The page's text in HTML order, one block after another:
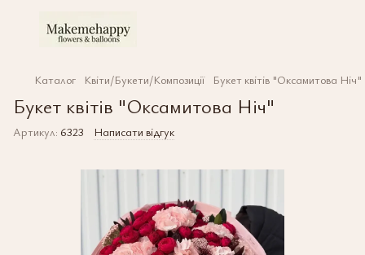
Каталог Квіти/Букети/Композиції Букет квітів "Оксамитова Ніч"
Букет квітів "Оксамитова Ніч"
Артикул: 6323 Написати відгук